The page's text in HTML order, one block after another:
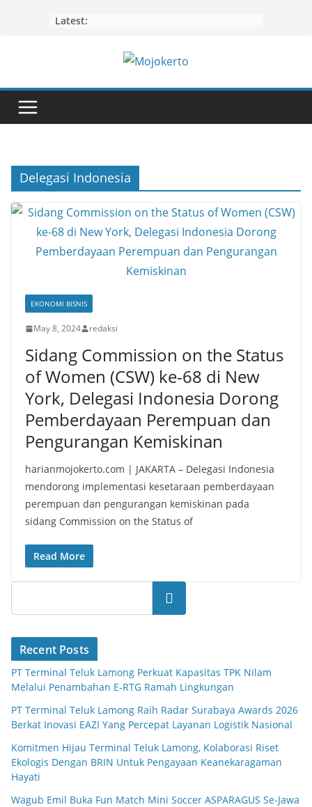
Latest:
Delegasi Indonesia
EKONOMI BISNIS
May 8, 2024 redaksi
Sidang Commission on the Status
of Women (CSW) ke-68 di New
York, Delegasi Indonesia Dorong
Pemberdayaan Perempuan dan
Pengurangan Kemiskinan
harianmojokerto.com | JAKARTA – Delegasi Indonesia
mendorong implementasi kesetaraan pemberdayaan
perempuan dan pengurangan kemiskinan pada
sidang Commission on the Status of
Read More
Search
Recent Posts
PT Terminal Teluk Lamong Perkuat Kapasitas TPK Nilam
Melalui Penambahan E-RTG Ramah Lingkungan
PT Terminal Teluk Lamong Raih Radar Surabaya Awards 2026
Berkat Inovasi EAZI Yang Percepat Layanan Logistik Nasional
Komitmen Hijau Terminal Teluk Lamong, Kolaborasi Riset
Ekologis Dengan BRIN Untuk Pengayaan Keanekaragaman
Hayati
Wagub Emil Buka Fun Match Mini Soccer ASPARAGUS Se-Jawa